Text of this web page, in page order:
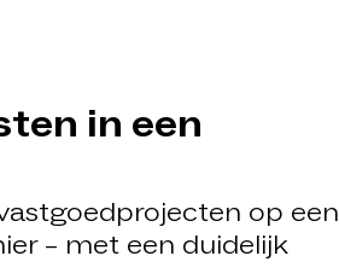
in een
op een
– met een duidelijk